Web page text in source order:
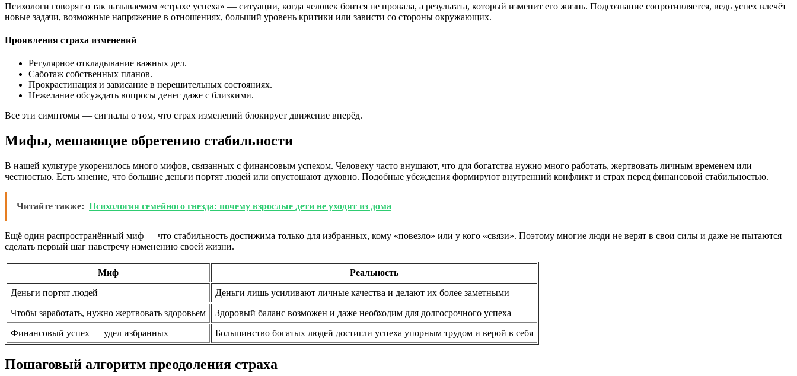
Психологи говорят о так называемом «страхе успеха» — ситуации, когда человек боится не провала, а результата, который изменит его жизнь. Подсознание сопротивляется, ведь успех влечёт
новые задачи, возможные напряжение в отношениях, больший уровень критики или зависти со стороны окружающих.
Проявления страха изменений
Регулярное откладывание важных дел.
Саботаж собственных планов.
Прокрастинация и зависание в нерешительных состояниях.
Нежелание обсуждать вопросы денег даже с близкими.
Все эти симптомы — сигналы о том, что страх изменений блокирует движение вперёд.
Мифы, мешающие обретению стабильности
В нашей культуре укоренилось много мифов, связанных с финансовым успехом. Человеку часто внушают, что для богатства нужно много работать, жертвовать личным временем или
честностью. Есть мнение, что большие деньги портят людей или опустошают духовно. Подобные убеждения формируют внутренний конфликт и страх перед финансовой стабильностью.
Читайте также: Психология семейного гнезда: почему взрослые дети не уходят из дома
Ещё один распространённый миф — что стабильность достижима только для избранных, кому «повезло» или у кого «связи». Поэтому многие люди не верят в свои силы и даже не пытаются
сделать первый шаг навстречу изменению своей жизни.
Миф
Реальность
Деньги портят людей
Деньги лишь усиливают личные качества и делают их более заметными
Чтобы заработать, нужно жертвовать здоровьем
Здоровый баланс возможен и даже необходим для долгосрочного успеха
Финансовый успех — удел избранных
Большинство богатых людей достигли успеха упорным трудом и верой в себя
Пошаговый алгоритм преодоления страха